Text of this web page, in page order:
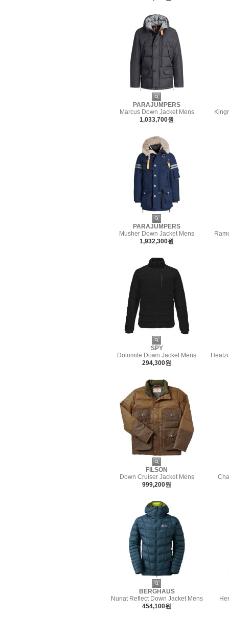
PARAJUMPERS
Marcus Down Jacket Mens
1,033,700원
PARAJUMPERS
Musher Down Jacket Mens
1,932,300원
SPY
Dolomite Down Jacket Mens
294,300원
FILSON
Down Cruiser Jacket Mens
999,200원
BERGHAUS
Nunat Reflect Down Jacket Mens
454,100원